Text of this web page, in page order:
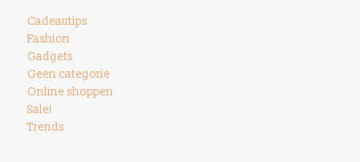
Cadeautips
Fashion
Gadgets
Geen categorie
Online shoppen
Sale!
Trends